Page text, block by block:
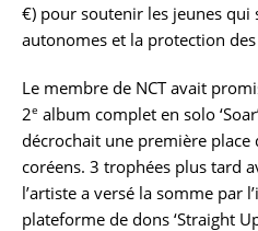
€) pour soutenir les jeunes qui
autonomes et la protection
Le membre de NCT avait
2e album complet en solo
décrochait une première place
coréens. 3 trophées plus tard
l’artiste a versé la somme par
plateforme de dons ‘Straight